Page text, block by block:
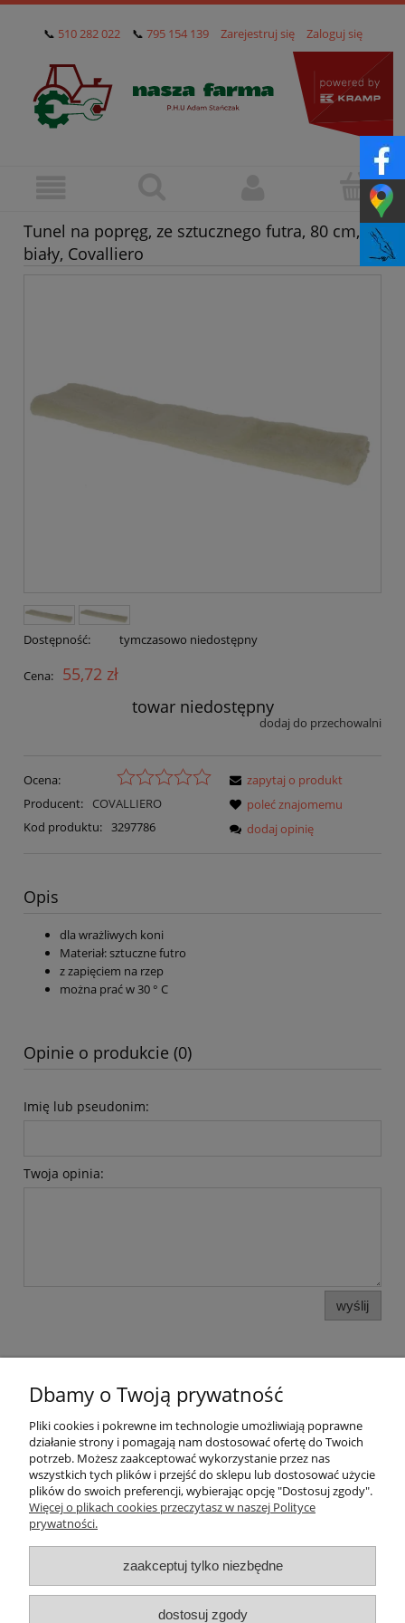
📞 510 282 022 📞 795 154 139 Zarejestruj się Zaloguj się
Tunel na popręg, ze sztucznego futra, 80 cm,
biały, Covalliero
Dostępność: tymczasowo niedostępny
Cena:
55,72 zł
towar niedostępny
dodaj do przechowalni
Ocena:
Producent:
COVALLIERO
Kod produktu: 3297786
zapytaj o produkt
poleć znajomemu
dodaj opinię
Opis
dla wrażliwych koni
Materiał: sztuczne futro
z zapięciem na rzep
można prać w 30 ° C
Opinie o produkcie (0)
Imię lub pseudonim:
Twoja opinia:
wyślij
Moje konto
Płatności i dostawa
O nas
Dbamy o Twoją prywatność
Pliki cookies i pokrewne im technologie umożliwiają poprawne
działanie strony i pomagają nam dostosować ofertę do Twoich
potrzeb. Możesz zaakceptować wykorzystanie przez nas
wszystkich tych plików i przejść do sklepu lub dostosować użycie
plików do swoich preferencji, wybierając opcję "Dostosuj zgody".
Więcej o plikach cookies przeczytasz w naszej Polityce
prywatności.
zaakceptuj tylko niezbędne
dostosuj zgody